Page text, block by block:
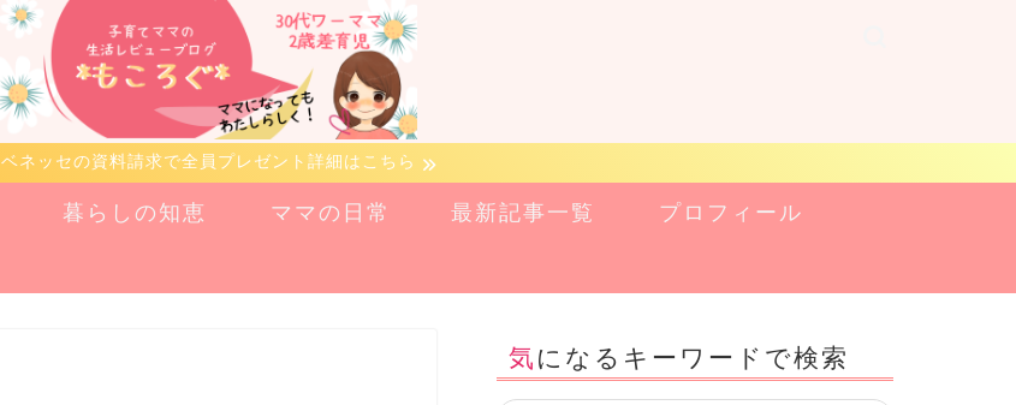
ベネッセの資料請求で全員プレゼント詳細はこちら
暮らしの知恵 ママの日常 最新記事一覧
プロフィール
気になるキーワードで検索